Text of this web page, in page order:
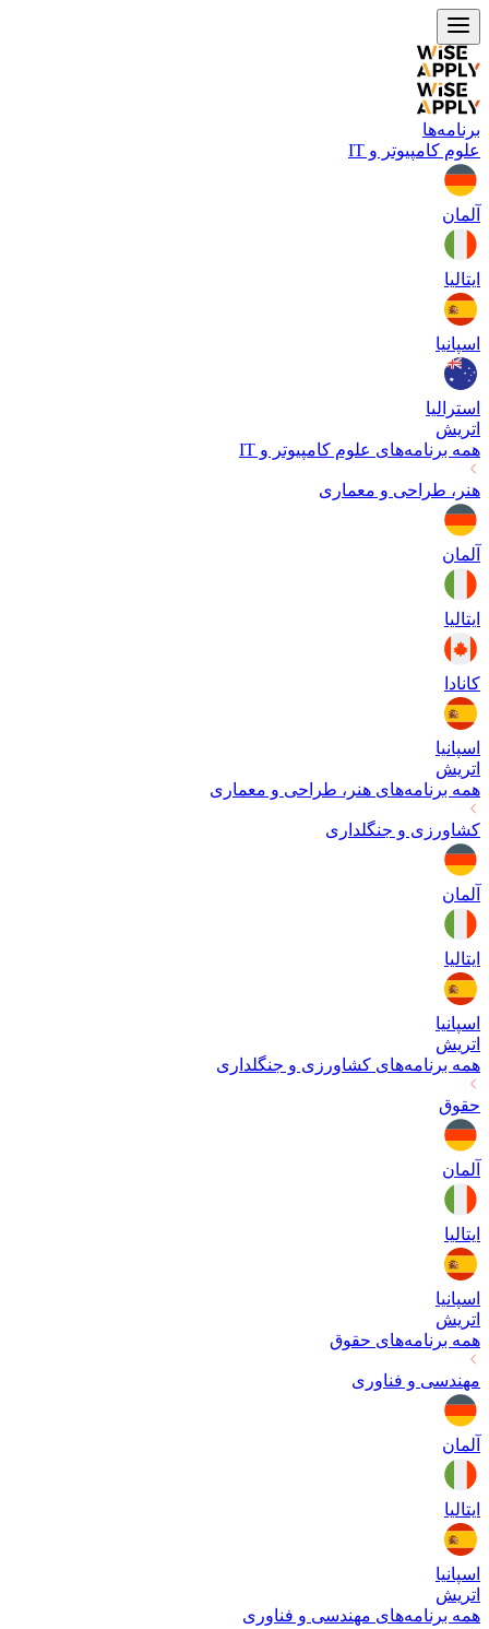
برنامه‌ها
علوم کامپیوتر و IT
آلمان
ایتالیا
اسپانیا
استرالیا
اتریش
همه برنامه‌های علوم کامپیوتر و IT
هنر، طراحی و معماری
آلمان
ایتالیا
کانادا
اسپانیا
اتریش
همه برنامه‌های هنر، طراحی و معماری
کشاورزی و جنگلداری
آلمان
ایتالیا
اسپانیا
اتریش
همه برنامه‌های کشاورزی و جنگلداری
حقوق
آلمان
ایتالیا
اسپانیا
اتریش
همه برنامه‌های حقوق
مهندسی و فناوری
آلمان
ایتالیا
اسپانیا
اتریش
همه برنامه‌های مهندسی و فناوری